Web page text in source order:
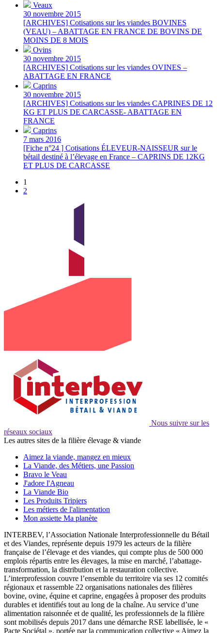
Veaux
30 novembre 2015
[ARCHIVES] Cotisations sur les viandes BOVINES
(VEAU) – ABATTAGE EN FRANCE DE BOVINS DE
MOINS DE 8 MOIS
Ovins
30 novembre 2015
[ARCHIVES] Cotisations sur les viandes OVINES –
ABATTAGE EN FRANCE
Caprins
30 novembre 2015
[ARCHIVES] Cotisations sur les viandes CAPRINES DE 12
KG ET PLUS DE CARCASSE- ABATTAGE EN
FRANCE
Caprins
7 mars 2016
[Fiche n°24 ] Cotisations ÉLEVEUR-NAISSEUR sur le
bétail destiné à l’élevage en France – CAPRINS DE 12KG
ET PLUS DE CARCASSE
1
2
Nous suivre sur les
réseaux sociaux
Les autres sites de la filière élevage & viande
Aimez la viande, mangez en mieux
La Viande, des Métiers, une Passion
Bravo le Veau
J'adore l'Agneau
La Viande Bio
Les Produits Tripiers
Les métiers de l'alimentation
Mon assiette Ma planète
INTERBEV, l’Association Nationale Interprofessionnelle du Bétail
et des Viandes, représente depuis 1979 les acteurs de la filière
française de l’élevage et des viandes, qui compte plus de 500 000
emplois répartis entre les élevages, la mise en marché, l’abattage-
transformation, la distribution et la restauration collective.
L’interprofession couvre l’ensemble du territoire via ses 12 comités
régionaux et rassemble 22 organisations nationales des filières
bovine, ovine, équine et caprine, engagées à proposer des produits
durables et identifiés tout au long de la chaîne. Au service d’une
alimentation raisonnée et de qualité, les professionnels de la filière
sont mobilisés depuis 2017 dans une démarche RSE labellisée, le «
Pacte Sociétal », portée par la communication collective « Aimez la